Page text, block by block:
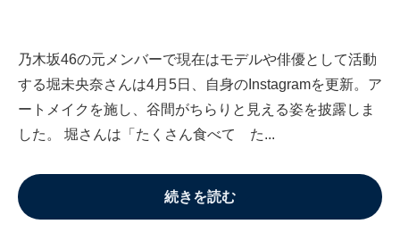
乃木坂46の元メンバーで現在はモデルや俳優として活動
する堀未央奈さんは4月5日、自身のInstagramを更新。ア
ートメイクを施し、谷間がちらりと見える姿を披露しま
した。 堀さんは「たくさん食べて た...
続きを読む